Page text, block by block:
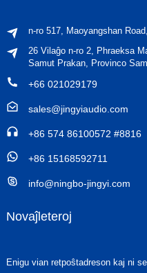
n-ro 517, Maoyangshan
26 Vilaĝo n-ro 2, Phraeksa
Samut Prakan, Provinco
+66 021029179
sales@jingyiaudio.com
+86 574 86100572 #8816
+86 15168592711
info@ningbo-jingyi.com
Novaĵleteroj
Enigu vian retpoŝtadreson kaj ni